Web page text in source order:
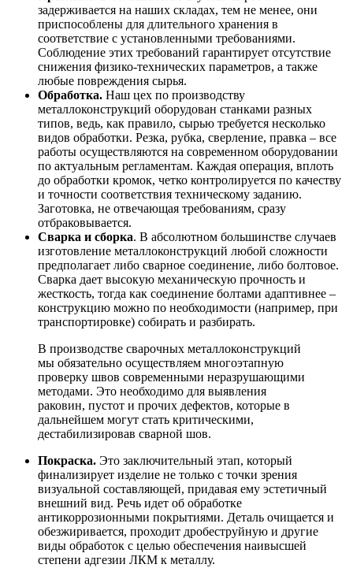
задерживается на наших складах, тем не менее, они
приспособлены для длительного хранения в
соответствие с установленными требованиями.
Соблюдение этих требований гарантирует отсутствие
снижения физико-технических параметров, а также
любые повреждения сырья.
Обработка. Наш цех по производству
металлоконструкций оборудован станками разных
типов, ведь, как правило, сырью требуется несколько
видов обработки. Резка, рубка, сверление, правка – все
работы осуществляются на современном оборудовании
по актуальным регламентам. Каждая операция, вплоть
до обработки кромок, четко контролируется по качеству
и точности соответствия техническому заданию.
Заготовка, не отвечающая требованиям, сразу
отбраковывается.
Сварка и сборка. В абсолютном большинстве случаев
изготовление металлоконструкций любой сложности
предполагает либо сварное соединение, либо болтовое.
Сварка дает высокую механическую прочность и
жесткость, тогда как соединение болтами адаптивнее –
конструкцию можно по необходимости (например, при
транспортировке) собирать и разбирать.
В производстве сварочных металлоконструкций
мы обязательно осуществляем многоэтапную
проверку швов современными неразрушающими
методами. Это необходимо для выявления
раковин, пустот и прочих дефектов, которые в
дальнейшем могут стать критическими,
дестабилизировав сварной шов.
Покраска. Это заключительный этап, который
финализирует изделие не только с точки зрения
визуальной составляющей, придавая ему эстетичный
внешний вид. Речь идет об обработке
антикоррозионными покрытиями. Деталь очищается и
обезжиривается, проходит дробеструйную и другие
виды обработок с целью обеспечения наивысшей
степени адгезии ЛКМ к металлу.